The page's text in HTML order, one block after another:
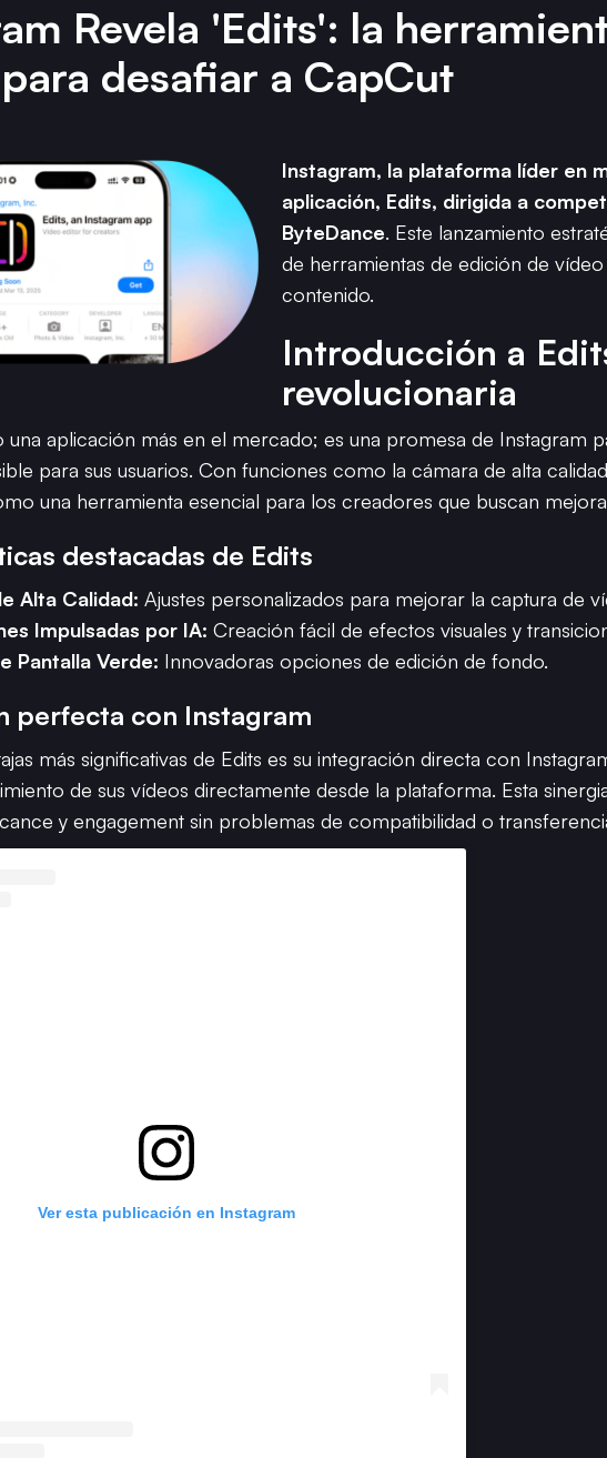
Revela 'Edits': la
desafiar a CapCut
Instagram, la plataforma líder en
aplicación, Edits, dirigida a
ByteDance. Este lanzamiento
de herramientas de edición de
contenido.
Introducción a
revolucionaria
una aplicación más en el mercado; es una promesa de Instagram
para sus usuarios. Con funciones como la cámara de alta
una herramienta esencial para los creadores que buscan
destacadas de Edits
Alta Calidad: Ajustes personalizados para mejorar la captura de
Impulsadas por IA: Creación fácil de efectos visuales y
Pantalla Verde: Innovadoras opciones de edición de fondo.
perfecta con Instagram
más significativas de Edits es su integración directa con
de sus vídeos directamente desde la plataforma. Esta
y engagement sin problemas de compatibilidad o
Ver esta publicación en Instagram